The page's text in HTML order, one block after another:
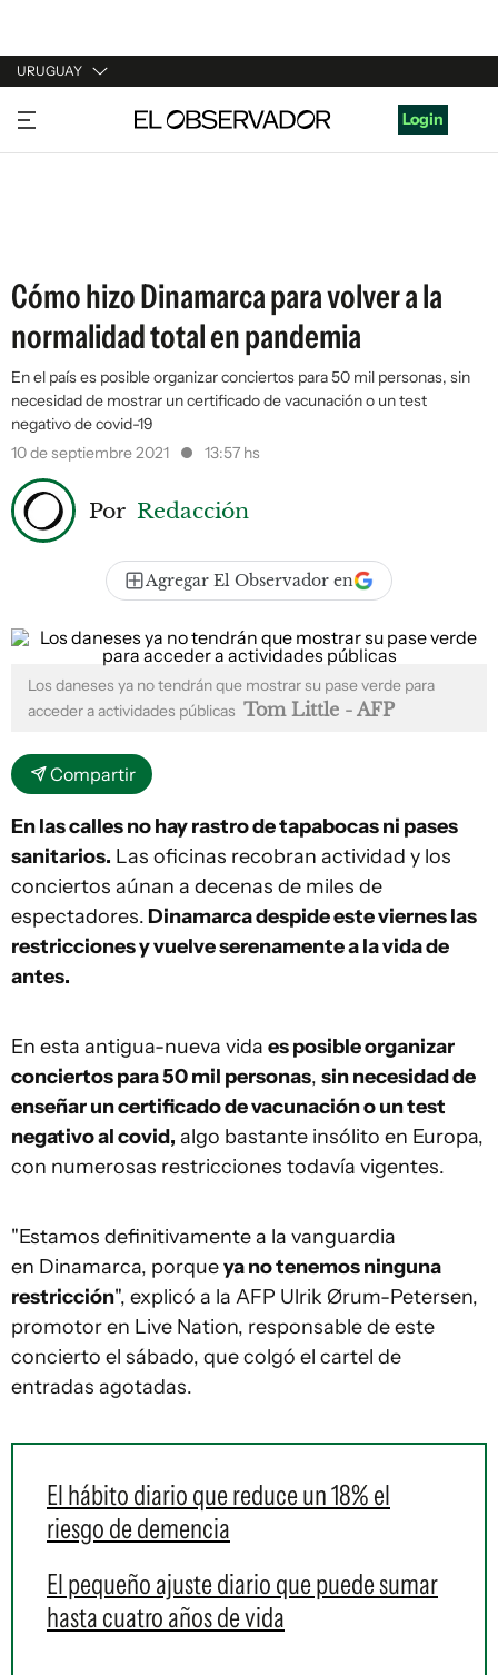
URUGUAY
URUGUAY
ARGENTINA
Login
Cómo hizo Dinamarca para volver a la
normalidad total en pandemia
En el país es posible organizar conciertos para 50 mil personas, sin
necesidad de mostrar un certificado de vacunación o un test
negativo de covid-19
10 de septiembre 2021
13:57 hs
Por Redacción
Agregar El Observador en
Los daneses ya no tendrán que mostrar su pase verde para
acceder a actividades públicas Tom Little - AFP
Compartir
En las calles no hay rastro de tapabocas ni pases
sanitarios. Las oficinas recobran actividad y los
conciertos aúnan a decenas de miles de
espectadores. Dinamarca despide este viernes las
restricciones y vuelve serenamente a la vida de
antes.
En esta antigua-nueva vida es posible organizar
conciertos para 50 mil personas, sin necesidad de
enseñar un certificado de vacunación o un test
negativo al covid, algo bastante insólito en Europa,
con numerosas restricciones todavía vigentes.
"Estamos definitivamente a la vanguardia
en Dinamarca, porqueya no tenemos ninguna
restricción", explicó a la AFP Ulrik Ørum-Petersen,
promotor en Live Nation, responsable de este
concierto el sábado, que colgó el cartel de
entradas agotadas.
El hábito diario que reduce un 18% el
riesgo de demencia
El pequeño ajuste diario que puede sumar
hasta cuatro años de vida